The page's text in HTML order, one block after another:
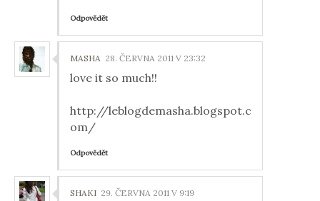
Odpovědět
MASHA 28. ČERVNA 2011 V 23:32
love it so much!!
http://leblogdemasha.blogspot.c
om/
Odpovědět
SHAKI 29. ČERVNA 2011 V 9:19